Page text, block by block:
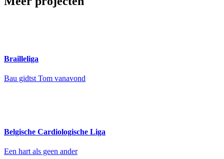
Brailleliga
Bau gidtst Tom vanavond
Belgische Cardiologische Liga
Een hart als geen ander